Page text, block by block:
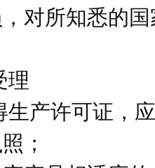
对所知悉的
理
生产许可证，
；